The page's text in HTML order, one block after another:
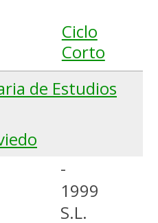
Ciclo
Corto
de Estudios
-
1999
S.L.